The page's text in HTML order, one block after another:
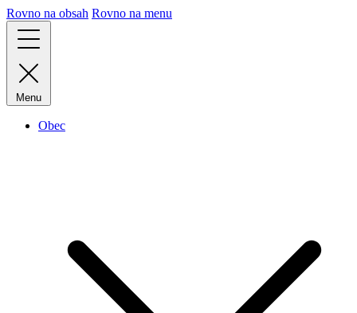
Rovno na obsah Rovno na menu
Menu
Obec